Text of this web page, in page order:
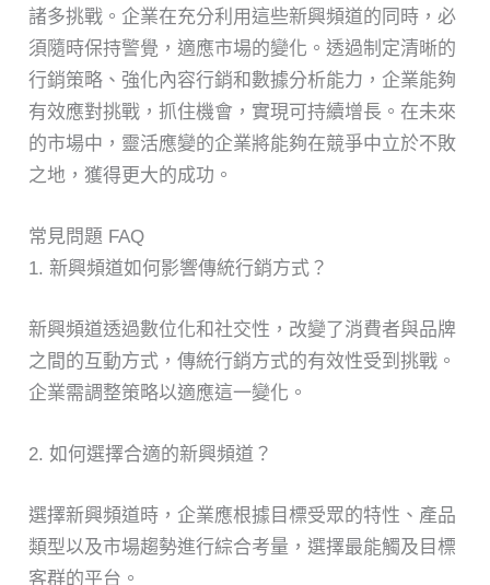
諸多挑戰。企業在充分利用這些新興頻道的同時，必
須隨時保持警覺，適應市場的變化。透過制定清晰的
行銷策略、強化內容行銷和數據分析能力，企業能夠
有效應對挑戰，抓住機會，實現可持續增長。在未來
的市場中，靈活應變的企業將能夠在競爭中立於不敗
之地，獲得更大的成功。
常見問題 FAQ
1. 新興頻道如何影響傳統行銷方式？
新興頻道透過數位化和社交性，改變了消費者與品牌
之間的互動方式，傳統行銷方式的有效性受到挑戰。
企業需調整策略以適應這一變化。
2. 如何選擇合適的新興頻道？
選擇新興頻道時，企業應根據目標受眾的特性、產品
類型以及市場趨勢進行綜合考量，選擇最能觸及目標
客群的平台。